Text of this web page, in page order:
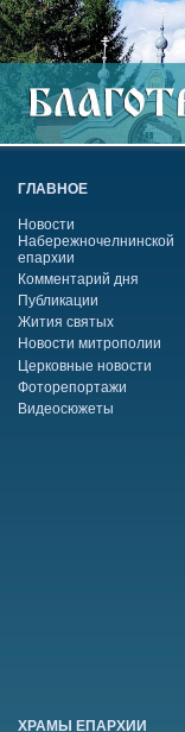
ГЛАВНОЕ
Новости
Набережночелнинской
епархии
Комментарий дня
Публикации
Жития святых
Новости митрополии
Церковные новости
Фоторепортажи
Видеосюжеты
ХРАМЫ ЕПАРХИИ